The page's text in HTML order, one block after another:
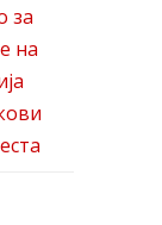
за
на